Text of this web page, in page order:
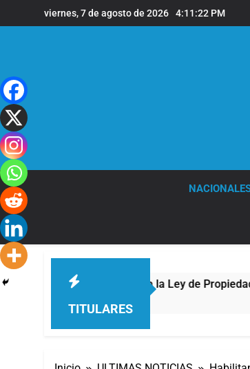
al
viernes, 7 de agosto de 2026 4:11:23 PM
TITULARES
Congreso contra la Ley de Propiedad Privada